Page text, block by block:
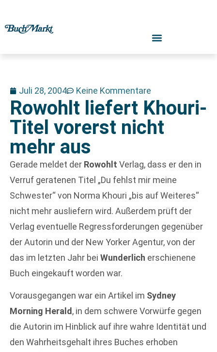
Juli 28, 2004 Keine Kommentare
Rowohlt liefert Khouri-
Titel vorerst nicht
mehr aus
Gerade meldet der Rowohlt Verlag, dass er den in
Verruf geratenen Titel „Du fehlst mir meine
Schwester“ von Norma Khouri „bis auf Weiteres“
nicht mehr ausliefern wird. Außerdem prüft der
Verlag eventuelle Regressforderungen gegenüber
der Autorin und der New Yorker Agentur, von der
das im letzten Jahr bei Wunderlich erschienene
Buch eingekauft worden war.
Vorausgegangen war ein Artikel im Sydney
Morning Herald, in dem schwere Vorwürfe gegen
die Autorin im Hinblick auf ihre wahre Identität und
den Wahrheitsgehalt ihres Buches erhoben